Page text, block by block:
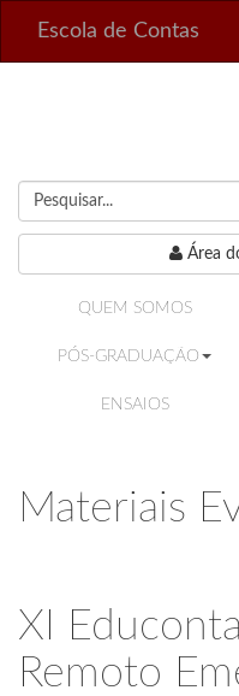
Escola de Contas
Área
QUEM SOMOS
PÓS-GRADUAÇÃO
ENSAIOS
Materiais
XI
Remoto